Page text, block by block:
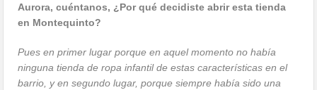
Aurora, cuéntanos, ¿Por qué decidiste abrir esta tienda
en Montequinto?
Pues en primer lugar porque en aquel momento no había
ninguna tienda de ropa infantil de estas características en el
barrio, y en segundo lugar, porque siempre había sido una